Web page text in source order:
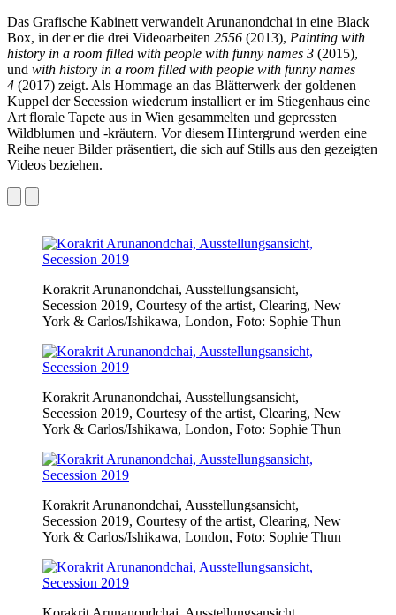
Das Grafische Kabinett verwandelt Arunanondchai in eine Black
Box, in der er die drei Videoarbeiten 2556 (2013), Painting with
history in a room filled with people with funny names 3 (2015),
und with history in a room filled with people with funny names
4 (2017) zeigt. Als Hommage an das Blätterwerk der goldenen
Kuppel der Secession wiederum installiert er im Stiegenhaus eine
Art florale Tapete aus in Wien gesammelten und gepressten
Wildblumen und -kräutern. Vor diesem Hintergrund werden eine
Reihe neuer Bilder präsentiert, die sich auf Stills aus den gezeigten
Videos beziehen.
Korakrit Arunanondchai, Ausstellungsansicht,
Secession 2019, Courtesy of the artist, Clearing, New
York & Carlos/Ishikawa, London, Foto: Sophie Thun
Korakrit Arunanondchai, Ausstellungsansicht,
Secession 2019, Courtesy of the artist, Clearing, New
York & Carlos/Ishikawa, London, Foto: Sophie Thun
Korakrit Arunanondchai, Ausstellungsansicht,
Secession 2019, Courtesy of the artist, Clearing, New
York & Carlos/Ishikawa, London, Foto: Sophie Thun